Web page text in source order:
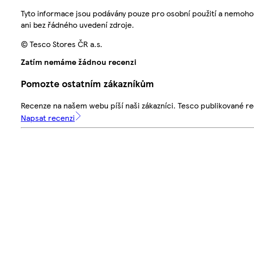
Tyto informace jsou podávány pouze pro osobní použití a
ani bez řádného uvedení zdroje.
© Tesco Stores ČR a.s.
Zatím nemáme žádnou recenzi
Pomozte ostatním zákazníkům
Recenze na našem webu píší naši zákazníci. Tesco publikované
Napsat recenzi